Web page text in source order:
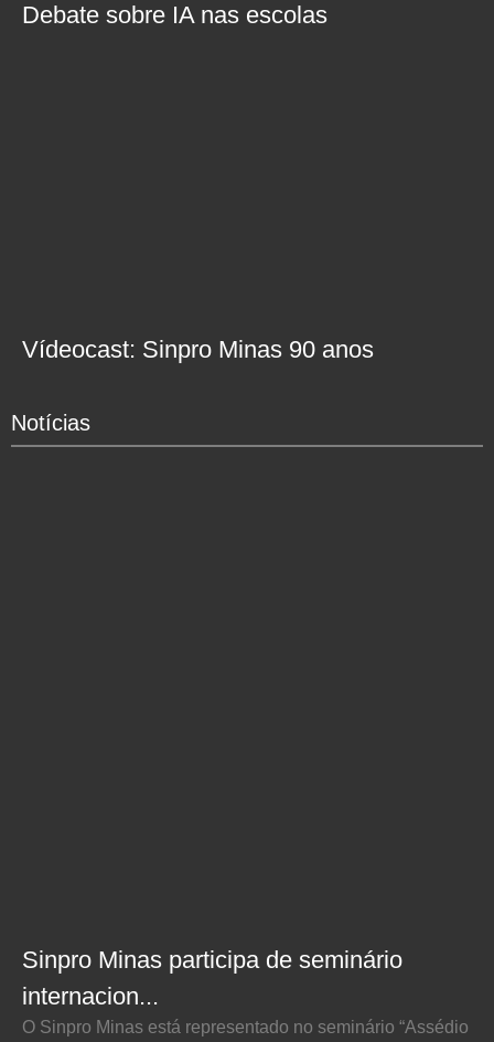
Debate sobre IA nas escolas
Vídeocast: Sinpro Minas 90 anos
Notícias
Sinpro Minas participa de seminário
internacion...
O Sinpro Minas está representado no seminário “Assédio